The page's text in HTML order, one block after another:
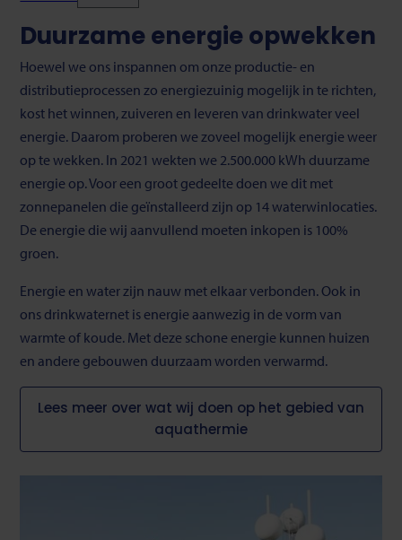
Duurzame energie opwekken
Hoewel we ons inspannen om onze productie- en
distributieprocessen zo energiezuinig mogelijk in te richten,
kost het winnen, zuiveren en leveren van drinkwater veel
energie. Daarom proberen we zoveel mogelijk energie weer
op te wekken. In 2021 wekten we 2.500.000 kWh duurzame
energie op. Voor een groot gedeelte doen we dit met
zonnepanelen die geïnstalleerd zijn op 14 waterwinlocaties.
De energie die wij aanvullend moeten inkopen is 100%
groen.
Energie en water zijn nauw met elkaar verbonden. Ook in
ons drinkwaternet is energie aanwezig in de vorm van
warmte of koude. Met deze schone energie kunnen huizen
en andere gebouwen duurzaam worden verwarmd.
Lees meer over wat wij doen op het gebied van
aquathermie